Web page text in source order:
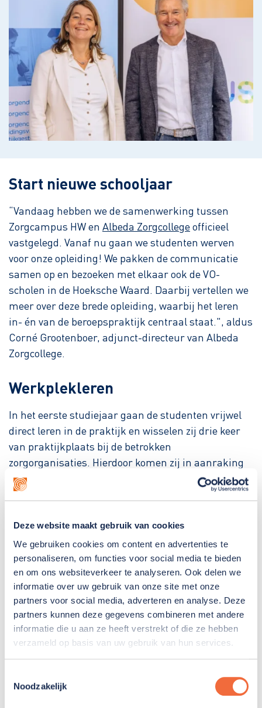
Deze website maakt gebruik van cookies
We gebruiken cookies om content en advertenties te
personaliseren, om functies voor social media te bieden
en om ons websiteverkeer te analyseren. Ook delen we
informatie over uw gebruik van onze site met onze
partners voor social media, adverteren en analyse. Deze
partners kunnen deze gegevens combineren met andere
informatie die u aan ze heeft verstrekt of die ze hebben
verzameld op basis van uw gebruik van hun services.
Noodzakelijk
Start nieuwe schooljaar
“Vandaag hebben we de samenwerking tussen
Zorgcampus HW en Albeda Zorgcollege officieel
vastgelegd. Vanaf nu gaan we studenten werven
voor onze opleiding! We pakken de communicatie
samen op en bezoeken met elkaar ook de VO-
scholen in de Hoeksche Waard. Daarbij vertellen we
meer over deze brede opleiding, waarbij het leren
in- én van de beroepspraktijk centraal staat.", aldus
Corné Grootenboer, adjunct-directeur van Albeda
Zorgcollege.
Werkplekleren
In het eerste studiejaar gaan de studenten vrijwel
direct leren in de praktijk en wisselen zij drie keer
van praktijkplaats bij de betrokken
zorgorganisaties. Hierdoor komen zij in aanraking
met het vakgebied van verpleegkundige zorg,
verzorging (ouderenzorg) en maatschappelijk zorg
mensen met een (verstandelijke) beperking). Zo
oriënteren zij zich op wat ze zelf willen en kunnen.
Naast deze vorm van praktijkonderwijs (twee dagen
per week) krijgen de studenten twee dagen per
week les op een locatie van de Zorgcampus in de
Hoeksche Waard. Docenten van Albeda Zorgcollege
geven daar les aan de hand van beroepssituaties en
experts uit het werkveld geven gastcolleges.
algemene vakken (bijvoorbeeld Nederlands, Engels